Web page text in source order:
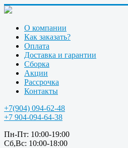
О компании
Как заказать?
Оплата
Доставка и гарантии
Сборка
Акции
Рассрочка
Контакты
+7(904) 094-62-48
+7 904-094-64-38
Пн-Пт: 10:00-19:00
Сб,Вс: 10:00-18:00